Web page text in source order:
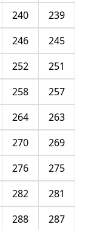
239
240
245
246
251
252
257
258
263
264
269
270
275
276
281
282
287
288